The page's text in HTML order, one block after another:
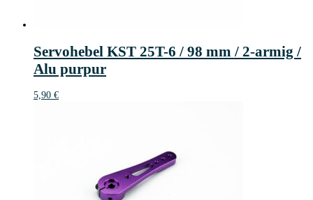
Servohebel KST 25T-6 / 98 mm / 2-armig /
Alu purpur
5,90 €